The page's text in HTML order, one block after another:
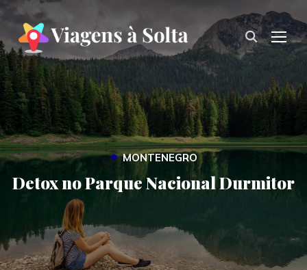
• MONTENEGRO
Detox no Parque Nacional Durmitor